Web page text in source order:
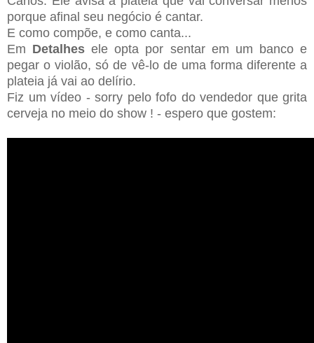
porque afinal seu negócio é cantar.
E como compõe, e como canta...
Em Detalhesele opta por sentar em um banco e
pegar o violão, só de vê-lo de uma forma diferente a
plateia já vai ao delírio.
Fiz um vídeo - sorry pelo fofo do vendedor que grita
cerveja no meio do show ! - espero que gostem: